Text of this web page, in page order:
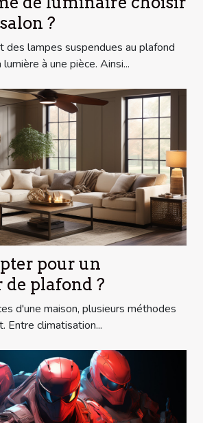
?
des lampes suspendues au plafond
à une pièce. Ainsi...
pour un
plafond ?
d'une maison, plusieurs méthodes
Entre climatisation...